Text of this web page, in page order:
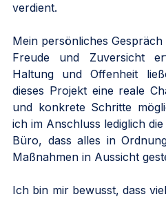
verdient.
Mein persönliches
Freude und Zuversicht
Haltung und Offenheit
dieses Projekt eine reale
und konkrete Schritte
ich im Anschluss lediglich
Büro, dass alles in
Maßnahmen in Aussicht
Ich bin mir bewusst, dass